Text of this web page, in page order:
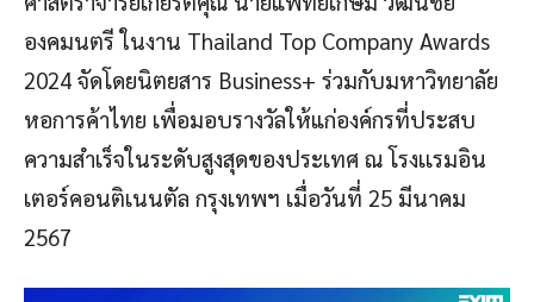
องคมนตรี ในงาน Thailand Top Company Awards
2024 จัดโดยนิตยสาร Business+ ร่วมกับมหาวิทยาลัย
หอการค้าไทย เพื่อมอบรางวัลให้แก่องค์กรที่ประสบ
ความสำเร็จในระดับสูงสุดของประเทศ ณ โรงเเรมอิน
เตอร์คอนติเนนตัล กรุงเทพฯ เมื่อวันที่ 25 มีนาคม
2567